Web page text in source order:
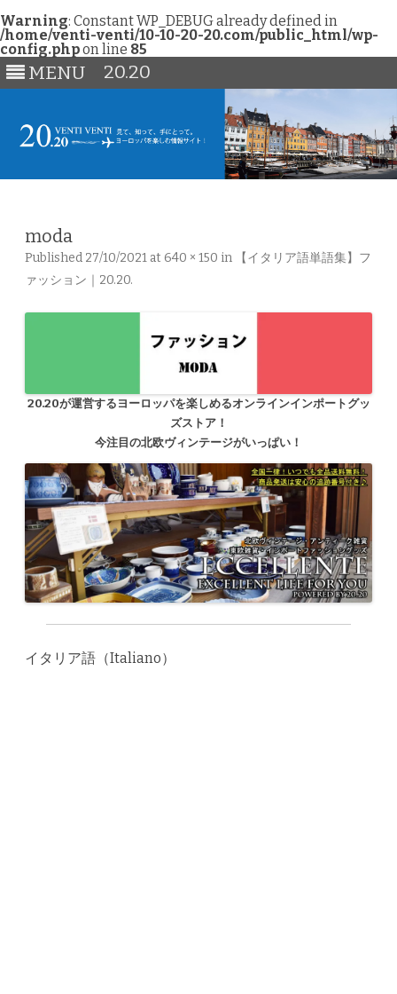
Warning: Constant WP_DEBUG already defined in
/home/venti-venti/10-10-20-20.com/public_html/wp-
config.phpon line 85
MENU 20.20
moda
Published 27/10/2021 at 640 × 150 in
【イタリア語単語集】フ
ァッション｜20.20.
20.20が運営するヨーロッパを楽しめるオンラインインポートグッ
ズストア！
今注目の北欧ヴィンテージがいっぱい！
イタリア語（Italiano）